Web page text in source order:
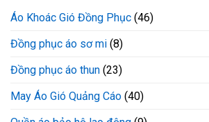
Áo Khoác Gió Đồng Phục (46)
Đồng phục áo sơ mi (8)
Đồng phục áo thun (23)
May Áo Gió Quảng Cáo (40)